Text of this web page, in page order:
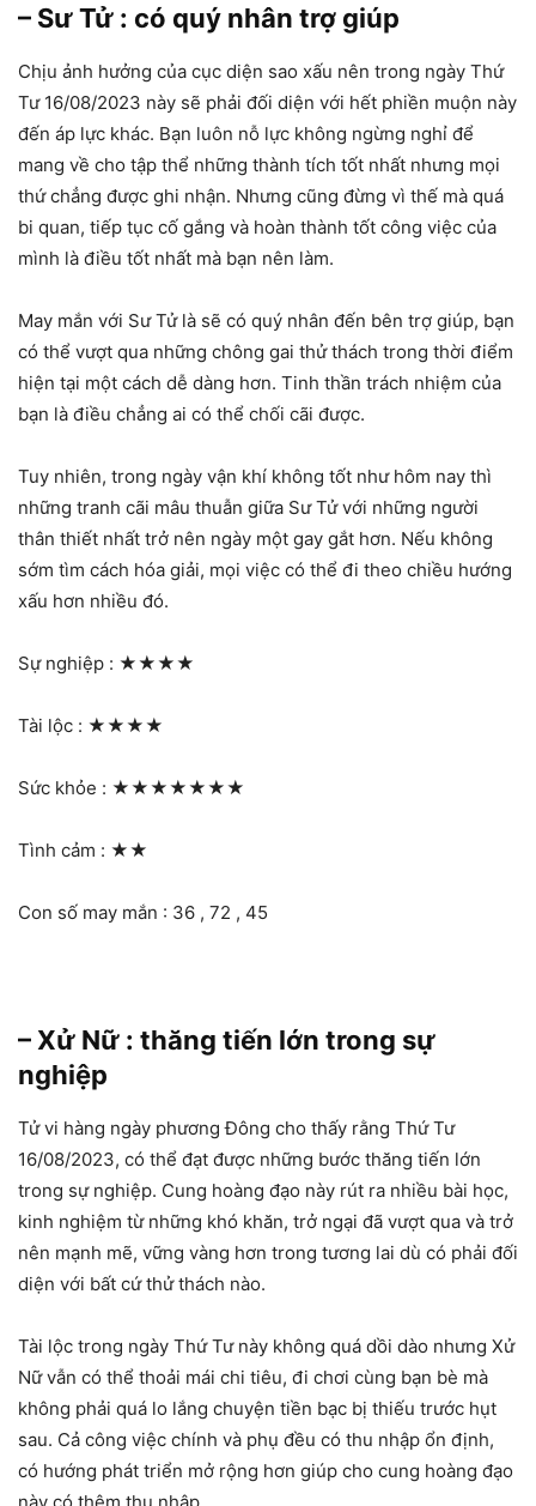
– Sư Tử : có quý nhân trợ giúp
Chịu ảnh hưởng của cục diện sao xấu nên trong ngày Thứ
Tư 16/08/2023 này sẽ phải đối diện với hết phiền muộn này
đến áp lực khác. Bạn luôn nỗ lực không ngừng nghỉ để
mang về cho tập thể những thành tích tốt nhất nhưng mọi
thứ chẳng được ghi nhận. Nhưng cũng đừng vì thế mà quá
bi quan, tiếp tục cố gắng và hoàn thành tốt công việc của
mình là điều tốt nhất mà bạn nên làm.
May mắn với Sư Tử là sẽ có quý nhân đến bên trợ giúp, bạn
có thể vượt qua những chông gai thử thách trong thời điểm
hiện tại một cách dễ dàng hơn. Tinh thần trách nhiệm của
bạn là điều chẳng ai có thể chối cãi được.
Tuy nhiên, trong ngày vận khí không tốt như hôm nay thì
những tranh cãi mâu thuẫn giữa Sư Tử với những người
thân thiết nhất trở nên ngày một gay gắt hơn. Nếu không
sớm tìm cách hóa giải, mọi việc có thể đi theo chiều hướng
xấu hơn nhiều đó.
Sự nghiệp : ★★★★
Tài lộc : ★★★★
Sức khỏe : ★★★★★★★
Tình cảm : ★★
Con số may mắn : 36 , 72 , 45
– Xử Nữ : thăng tiến lớn trong sự
nghiệp
Tử vi hàng ngày phương Đông cho thấy rằng Thứ Tư
16/08/2023, có thể đạt được những bước thăng tiến lớn
trong sự nghiệp. Cung hoàng đạo này rút ra nhiều bài học,
kinh nghiệm từ những khó khăn, trở ngại đã vượt qua và trở
nên mạnh mẽ, vững vàng hơn trong tương lai dù có phải đối
diện với bất cứ thử thách nào.
Tài lộc trong ngày Thứ Tư này không quá dồi dào nhưng Xử
Nữ vẫn có thể thoải mái chi tiêu, đi chơi cùng bạn bè mà
không phải quá lo lắng chuyện tiền bạc bị thiếu trước hụt
sau. Cả công việc chính và phụ đều có thu nhập ổn định,
có hướng phát triển mở rộng hơn giúp cho cung hoàng đạo